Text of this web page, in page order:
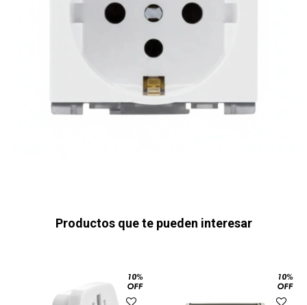
Productos que te pueden interesar